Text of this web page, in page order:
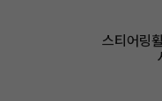
스티어링